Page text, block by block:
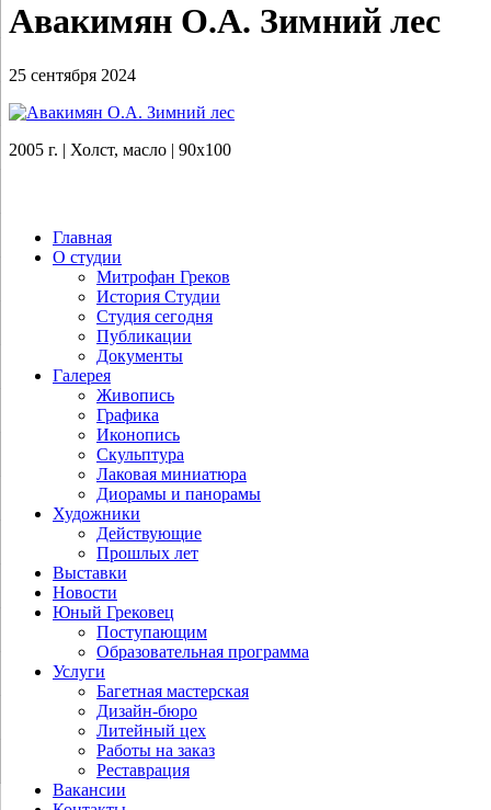
Авакимян О.А. Зимний лес
25 сентября 2024
2005 г. | Холст, масло | 90х100
Главная
О студии
Митрофан Греков
История Студии
Студия сегодня
Публикации
Документы
Галерея
Живопись
Графика
Иконопись
Скульптура
Лаковая миниатюра
Диорамы и панорамы
Художники
Действующие
Прошлых лет
Выставки
Новости
Юный Грековец
Поступающим
Образовательная программа
Услуги
Багетная мастерская
Дизайн-бюро
Литейный цех
Работы на заказ
Реставрация
Вакансии